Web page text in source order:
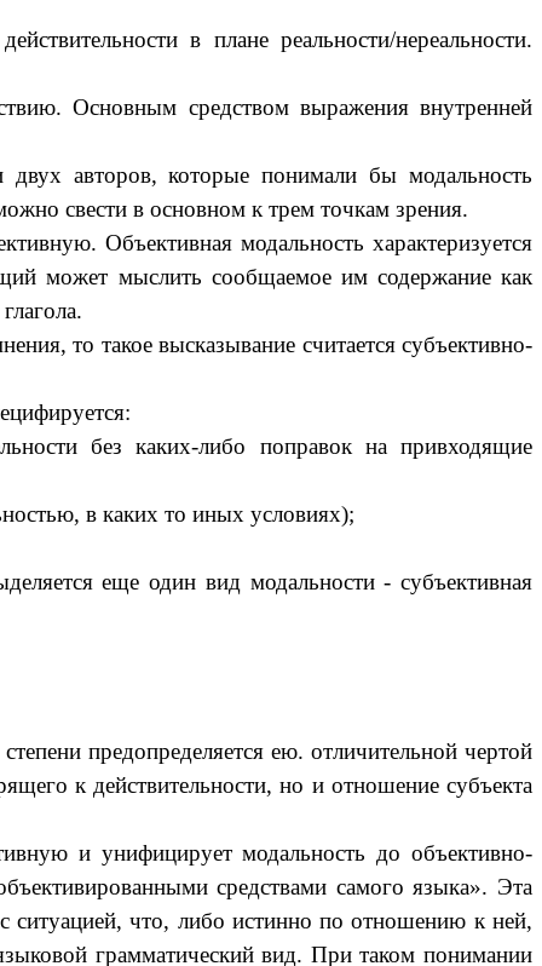
в плане реальности/нереальности.
Основным средством выражения внутренней
авторов, которые понимали бы модальность
свести в основном к трем точкам зрения.
Объективная модальность характеризуется
может мыслить сообщаемое им содержание как
то такое высказывание считается субъективно-
без каких-либо поправок на привходящие
в каких то иных условиях);
еще один вид модальности - субъективная
предопределяется ею. отличительной чертой
к действительности, но и отношение субъекта
и унифицирует модальность до объективно-
средствами самого языка». Эта
ситуацией, что, либо истинно по отношению к ней,
грамматический вид. При таком понимании